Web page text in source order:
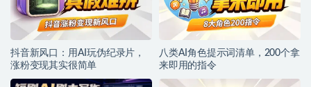
抖音新风口：用AI玩伪纪录片，
涨粉变现其实很简单
八类AI角色提示词清单，200个拿
来即用的指令